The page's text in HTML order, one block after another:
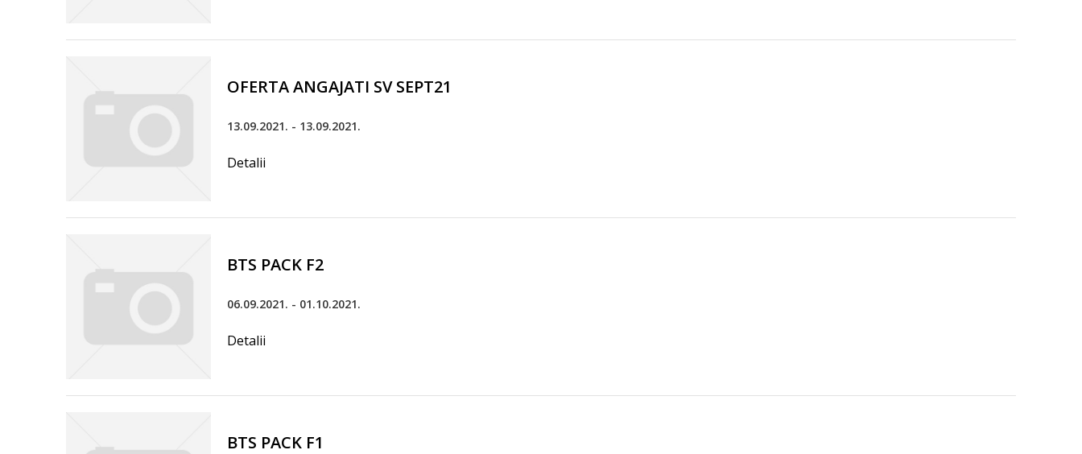
OFERTA ANGAJATI SV SEPT21
13.09.2021. - 13.09.2021.
Detalii
BTS PACK F2
06.09.2021. - 01.10.2021.
Detalii
BTS PACK F1